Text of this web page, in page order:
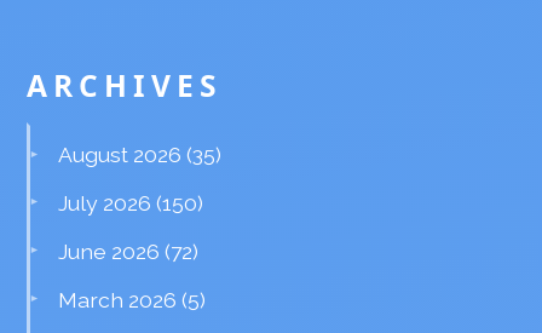
ARCHIVES
August 2026 (35)
July 2026 (150)
June 2026 (72)
March 2026 (5)